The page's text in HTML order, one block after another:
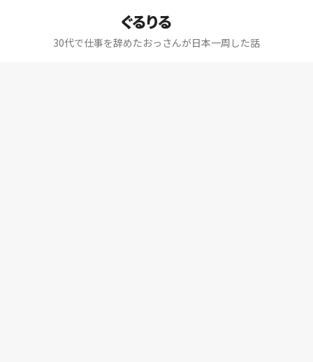
ぐるりる
30代で仕事を辞めたおっさんが日本一周した話